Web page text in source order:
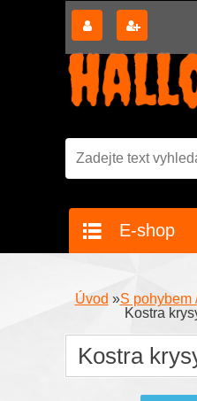
E-shop
Úvod »S pohybem
Kostra
Kostra